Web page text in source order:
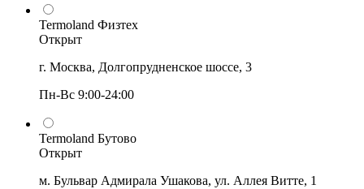
Termoland Физтех
Открыт
г. Москва, Долгопрудненское шоссе, 3
Пн-Вс 9:00-24:00
Termoland Бутово
Открыт
м. Бульвар Адмирала Ушакова, ул. Аллея Витте, 1